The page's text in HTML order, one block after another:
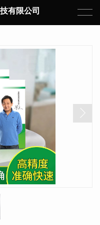
有限公司